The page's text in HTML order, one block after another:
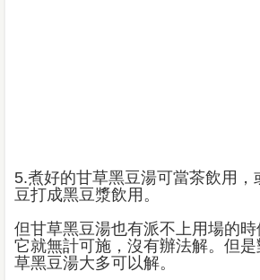
5.煮好的甘草黑豆湯可當茶飲用，
豆打成黑豆漿飲用。
但甘草黑豆湯也有派不上用場的
它就無計可施，沒有辦法解。但
草黑豆湯大多可以解。